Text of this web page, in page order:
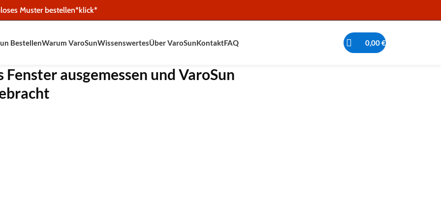
Muster bestellen*klick*
BestellenWarum VaroSunWissenswertesÜber VaroSunKontaktFAQ 0,00€
Fenster ausgemessen und VaroSun